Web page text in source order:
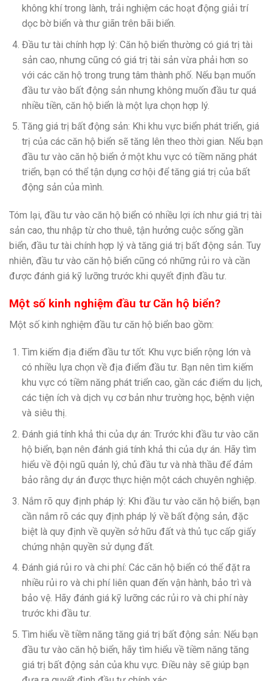
không khí trong lành, trải nghiệm các hoạt động giải trí
dọc bờ biển và thư giãn trên bãi biển.
Đầu tư tài chính hợp lý: Căn hộ biển thường có giá trị tài
sản cao, nhưng cũng có giá trị tài sản vừa phải hơn so
với các căn hộ trong trung tâm thành phố. Nếu bạn muốn
đầu tư vào bất động sản nhưng không muốn đầu tư quá
nhiều tiền, căn hộ biển là một lựa chọn hợp lý.
Tăng giá trị bất động sản: Khi khu vực biển phát triển, giá
trị của các căn hộ biển sẽ tăng lên theo thời gian. Nếu bạn
đầu tư vào căn hộ biển ở một khu vực có tiềm năng phát
triển, bạn có thể tận dụng cơ hội để tăng giá trị của bất
động sản của mình.
Tóm lại, đầu tư vào căn hộ biển có nhiều lợi ích như giá trị tài
sản cao, thu nhập từ cho thuê, tận hưởng cuộc sống gần
biển, đầu tư tài chính hợp lý và tăng giá trị bất động sản. Tuy
nhiên, đầu tư vào căn hộ biển cũng có những rủi ro và cần
được đánh giá kỹ lưỡng trước khi quyết định đầu tư.
Một số kinh nghiệm đầu tư Căn hộ biển?
Một số kinh nghiệm đầu tư căn hộ biển bao gồm:
Tìm kiếm địa điểm đầu tư tốt: Khu vực biển rộng lớn và
có nhiều lựa chọn về địa điểm đầu tư. Bạn nên tìm kiếm
khu vực có tiềm năng phát triển cao, gần các điểm du lịch,
các tiện ích và dịch vụ cơ bản như trường học, bệnh viện
và siêu thị.
Đánh giá tính khả thi của dự án: Trước khi đầu tư vào căn
hộ biển, bạn nên đánh giá tính khả thi của dự án. Hãy tìm
hiểu về đội ngũ quản lý, chủ đầu tư và nhà thầu để đảm
bảo rằng dự án được thực hiện một cách chuyên nghiệp.
Nắm rõ quy định pháp lý: Khi đầu tư vào căn hộ biển, bạn
cần nắm rõ các quy định pháp lý về bất động sản, đặc
biệt là quy định về quyền sở hữu đất và thủ tục cấp giấy
chứng nhận quyền sử dụng đất.
Đánh giá rủi ro và chi phí: Các căn hộ biển có thể đặt ra
nhiều rủi ro và chi phí liên quan đến vận hành, bảo trì và
bảo vệ. Hãy đánh giá kỹ lưỡng các rủi ro và chi phí này
trước khi đầu tư.
Tìm hiểu về tiềm năng tăng giá trị bất động sản: Nếu bạn
đầu tư vào căn hộ biển, hãy tìm hiểu về tiềm năng tăng
giá trị bất động sản của khu vực. Điều này sẽ giúp bạn